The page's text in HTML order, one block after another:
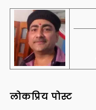
लोकप्रिय पोस्ट